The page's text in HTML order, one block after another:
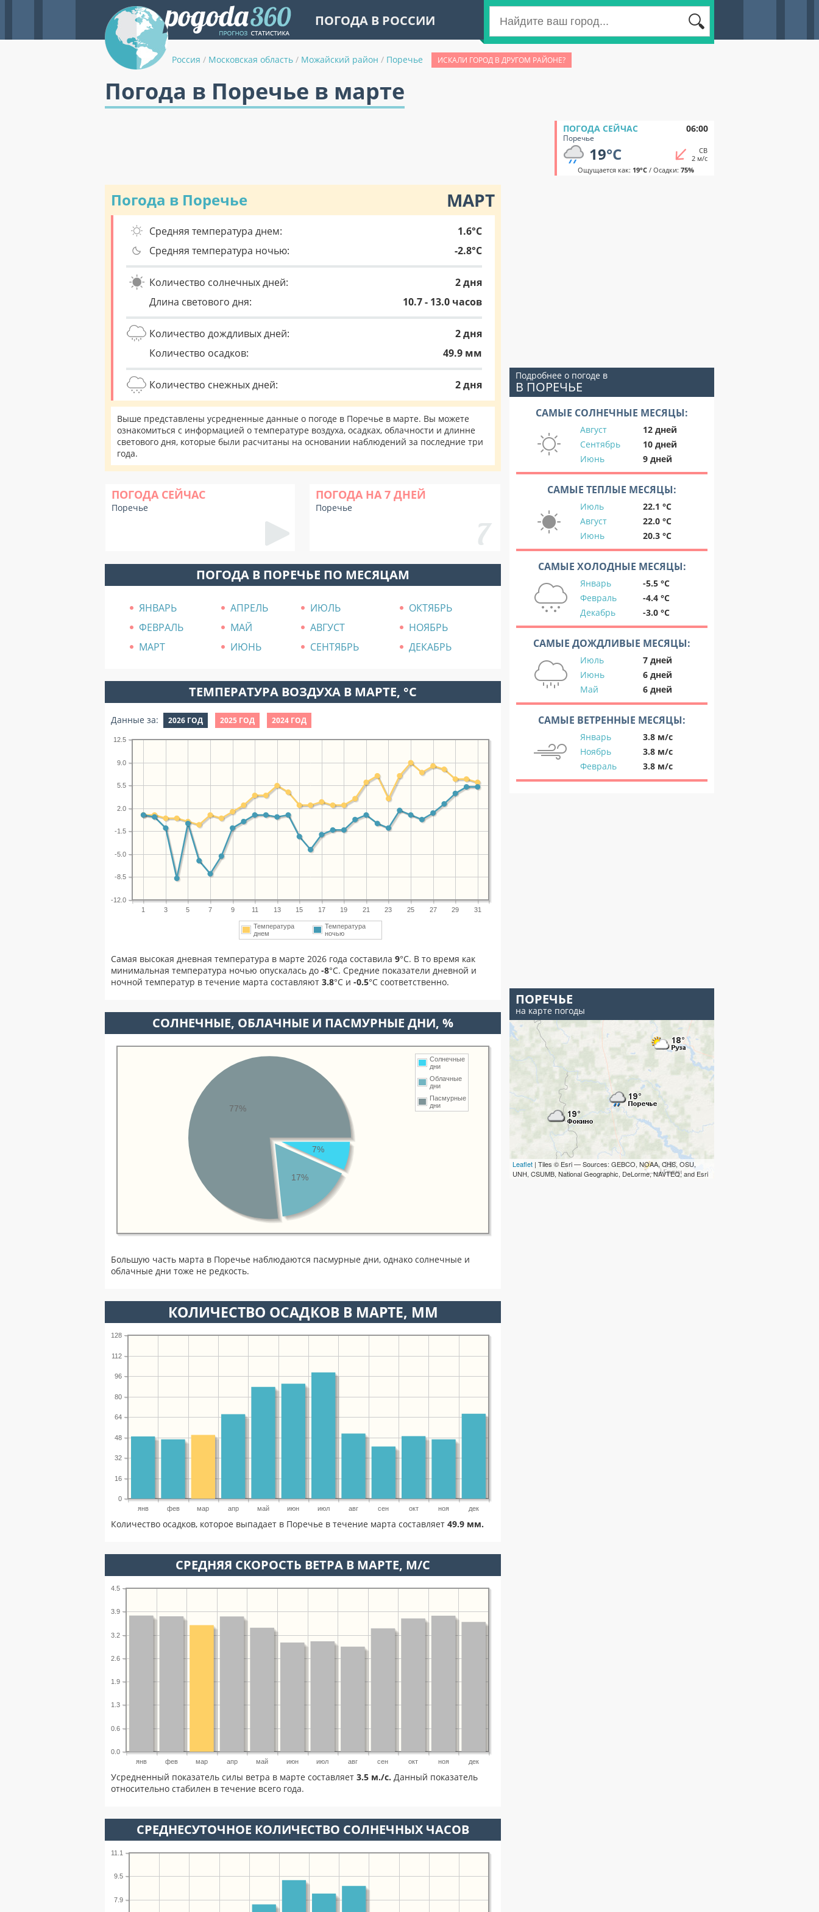
ПОГОДА В РОССИИ
Россия / Московская область / Можайский район / Поречье ИСКАЛИ ГОРОД В ДРУГОМ РАЙОНЕ?
Погода в Поречье в марте
ПОГОДА СЕЙЧАС 06:00
Поречье
19°C
СВ
2 м/с
Ощущается как: 19°C/ Осадки: 75%
Погода в Поречье МАРТ
Средняя температура днем:
1.6°C
Средняя температура ночью:
-2.8°C
Количество солнечных дней:
2 дня
Длина светового дня:
10.7 - 13.0 часов
Количество дождливых дней:
2 дня
Количество осадков:
49.9 мм
Количество снежных дней: 2 дня
Выше представлены усредненные данные о погоде в Поречье в марте. Вы можете
ознакомиться с информацией о температуре воздуха, осадках, облачности и длинне
светового дня, которые были расчитаны на основании наблюдений за последние три
года.
ПОГОДА СЕЙЧАС
Поречье
ПОГОДА НА 7 ДНЕЙ
Поречье
ПОГОДА В ПОРЕЧЬЕ ПО МЕСЯЦАМ
ЯНВАРЬ АПРЕЛЬ ИЮЛЬ
ОКТЯБРЬ
ФЕВРАЛЬ
МАЙ АВГУСТ
НОЯБРЬ
МАРТ
ИЮНЬ СЕНТЯБРЬ ДЕКАБРЬ
ТЕМПЕРАТУРА ВОЗДУХА В МАРТЕ, °C
Данные за: 2026 ГОД 2025 ГОД 2024 ГОД
1 3 5 7 9 11 13 15 17 19 21 23 25 27 29 31
-12.0
-8.5
-5.0
-1.5
2.0
5.5
9.0
12.5
Температура
днем
Температура
ночью
Самая высокая дневная температура в марте 2026 года составила 9°С. В то время как
минимальная температура ночью опускалась до -8°C. Средние показатели дневной и
ночной температур в течение марта составляют 3.8°С и -0.5°С соответственно.
CОЛНЕЧНЫЕ, ОБЛАЧНЫЕ И ПАСМУРНЫЕ ДНИ, %
Солнечные
дни
Облачные
дни
Пасмурные
дни
7%
17%
77%
Большую часть марта в Поречье наблюдаются пасмурные дни, однако солнечные и
облачные дни тоже не редкость.
КОЛИЧЕСТВО ОСАДКОВ В МАРТЕ, ММ
янв фев мар апр май июн июл авг сен окт ноя дек
0
16
32
48
64
80
96
112
128
Количество осадков, которое выпадает в Поречье в течение марта составляет 49.9 мм.
СРЕДНЯЯ СКОРОСТЬ ВЕТРА В МАРТЕ, М/С
янв фев мар апр май июн июл авг сен окт ноя дек
0.0
0.6
1.3
1.9
2.6
3.2
3.9
4.5
Усредненный показатель силы ветра в марте составляет 3.5 м./с. Данный показатель
относительно стабилен в течение всего года.
СРЕДНЕСУТОЧНОЕ КОЛИЧЕСТВО СОЛНЕЧНЫХ ЧАСОВ
7.9
9.5
11.1
Подробнее о погоде в
В ПОРЕЧЬЕ
САМЫЕ СОЛНЕЧНЫЕ МЕСЯЦЫ:
Август
12 дней
Сентябрь
10 дней
Июнь
9 дней
САМЫЕ ТЕПЛЫЕ МЕСЯЦЫ:
Июль
22.1 °C
Август
22.0 °C
Июнь
20.3 °C
САМЫЕ ХОЛОДНЫЕ МЕСЯЦЫ:
Январь
-5.5 °C
Февраль
-4.4 °C
Декабрь
-3.0 °C
САМЫЕ ДОЖДЛИВЫЕ МЕСЯЦЫ:
Июль
7 дней
Июнь
6 дней
Май
6 дней
САМЫЕ ВЕТРЕННЫЕ МЕСЯЦЫ:
Январь
3.8 м/с
Ноябрь
3.8 м/с
Февраль
3.8 м/с
ПОРЕЧЬЕ
на карте погоды
Leaflet | Tiles © Esri — Sources: GEBCO, NOAA, CHS, OSU,
UNH, CSUMB, National Geographic, DeLorme, NAVTEQ, and Esri